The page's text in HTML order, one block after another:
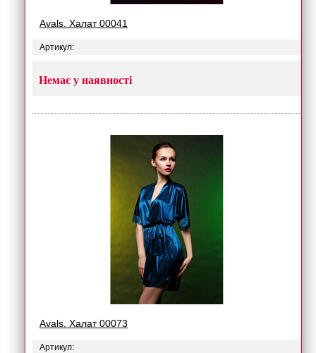
Avals. Халат 00041
Артикул:
Немає у наявності
Avals. Халат 00073
Артикул: